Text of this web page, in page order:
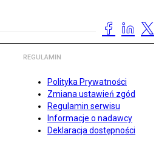
REGULAMIN
Polityka Prywatności
Zmiana ustawień zgód
Regulamin serwisu
Informacje o nadawcy
Deklaracja dostępności